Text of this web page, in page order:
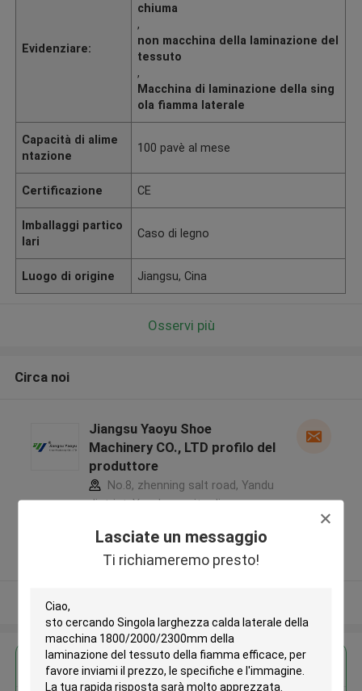
Lasciate un messaggio
Ti richiameremo presto!
Evidenziare:
chiuma
,
non macchina della laminazione del
tessuto
,
Macchina di laminazione della sing
ola fiamma laterale
Capacità di alime
ntazione
100 pavè al mese
Certificazione CE
Imballaggi partico
lari
Caso di legno
Luogo di origine Jiangsu, Cina
Osservi più
Circa noi
Jiangsu Yaoyu Shoe
Machinery CO., LTD profilo del
produttore
No.8, zhenning salt road, Yandu
district, Yancheng city, Jiangsu
5.0
Fornitore verificato
Ottieni il miglior prezzo per